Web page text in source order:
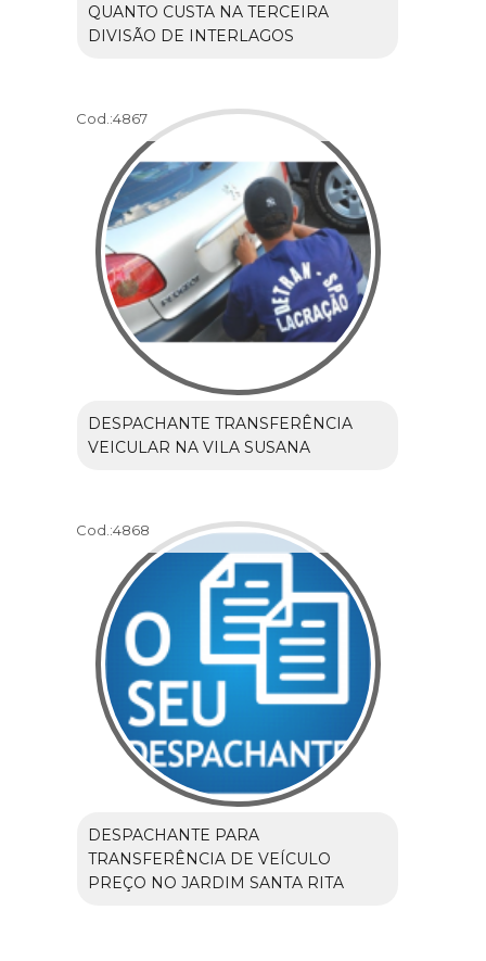
QUANTO CUSTA NA TERCEIRA
DIVISÃO DE INTERLAGOS
Cod.:4867
DESPACHANTE TRANSFERÊNCIA
VEICULAR NA VILA SUSANA
Cod.:4868
DESPACHANTE PARA
TRANSFERÊNCIA DE VEÍCULO
PREÇO NO JARDIM SANTA RITA